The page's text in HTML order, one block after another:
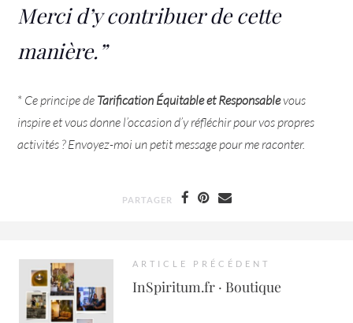
Merci d’y contribuer de cette
manière.”
* Ce principe de Tarification Équitable et Responsablevous
inspire et vous donne l’occasion d’y réfléchir pour vos propres
activités ? Envoyez-moi un petit message pour me raconter.
PARTAGER
ARTICLE PRÉCÉDENT
InSpiritum.fr · Boutique